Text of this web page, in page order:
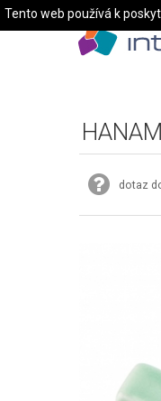
dotaz
Tento web používá k